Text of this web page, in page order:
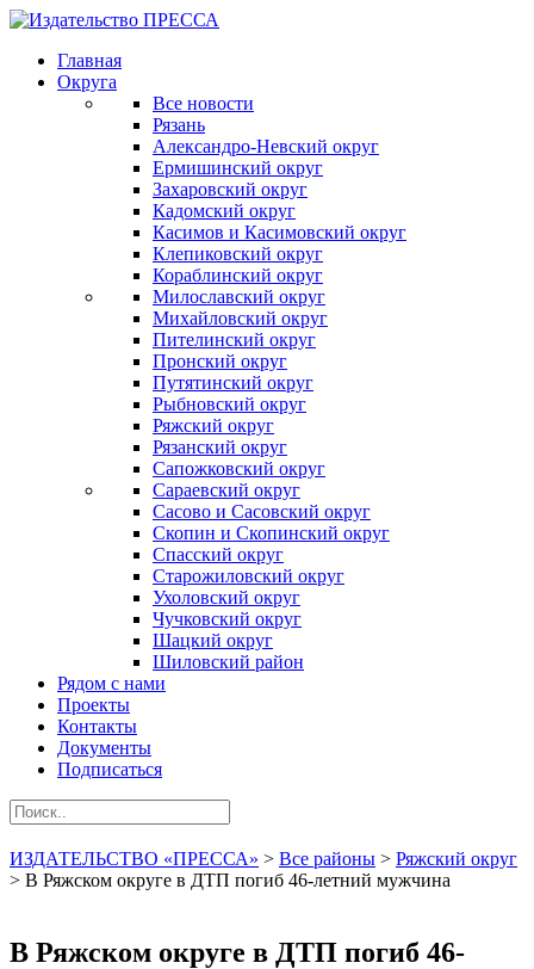
Главная
Округа
Все новости
Рязань
Александро-Невский округ
Ермишинский округ
Захаровский округ
Кадомский округ
Касимов и Касимовский округ
Клепиковский округ
Кораблинский округ
Милославский округ
Михайловский округ
Пителинский округ
Пронский округ
Путятинский округ
Рыбновский округ
Ряжский округ
Рязанский округ
Сапожковский округ
Сараевский округ
Сасово и Сасовский округ
Скопин и Скопинский округ
Спасский округ
Старожиловский округ
Ухоловский округ
Чучковский округ
Шацкий округ
Шиловский район
Рядом с нами
Проекты
Контакты
Документы
Подписаться
ИЗДАТЕЛЬСТВО «ПРЕССА» > Все районы > Ряжский округ
> В Ряжском округе в ДТП погиб 46-летний мужчина
В Ряжском округе в ДТП погиб 46-